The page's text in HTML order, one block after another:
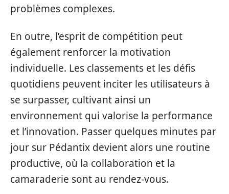
problèmes complexes.
En outre, l’esprit de compétition peut
également renforcer la motivation
individuelle. Les classements et les défis
quotidiens peuvent inciter les utilisateurs à
se surpasser, cultivant ainsi un
environnement qui valorise la performance
et l’innovation. Passer quelques minutes par
jour sur Pédantix devient alors une routine
productive, où la collaboration et la
camaraderie sont au rendez-vous.